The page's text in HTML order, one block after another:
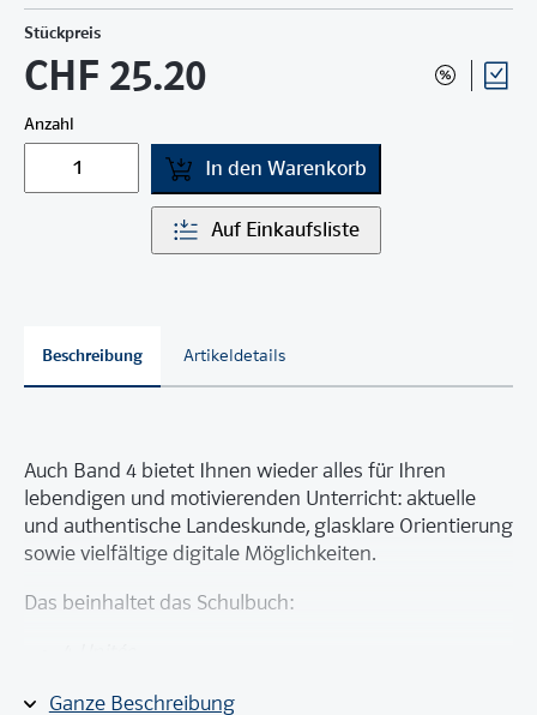
Stückpreis
CHF 25.20
Anzahl
In den Warenkorb
Auf Einkaufsliste
Beschreibung Artikeldetails
Ganze Beschreibung
Auch Band 4 bietet Ihnen wieder alles für Ihren
lebendigen und motivierenden Unterricht: aktuelle
und authentische Landeskunde, glasklare Orientierung
sowie vielfältige digitale Möglichkeiten.
Das beinhaltet das Schulbuch:
2 fakultativePlateaux